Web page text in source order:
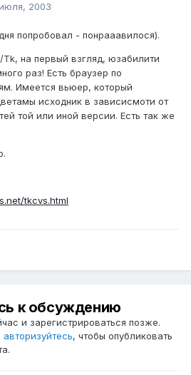
2003
попробовал - понрааавилося).
на первый взгляд, юзабилити
раз! Есть браузер по
Имеется вьюер, который
исходник в зависисмоти от
той или иной версии. Есть так же
tkcvs.html
к обсуждению
и зарегистрироваться позже.
авторизуйтесь, чтобы опубликовать